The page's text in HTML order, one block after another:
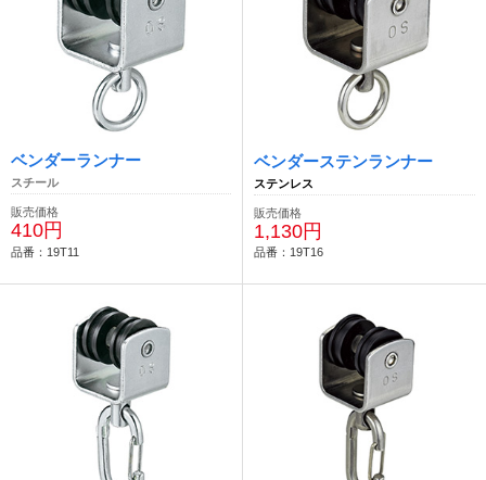
ベンダーランナー
スチール
販売価格
410円
品番：19T11
ベンダーステンランナー
ステンレス
販売価格
1,130円
品番：19T16